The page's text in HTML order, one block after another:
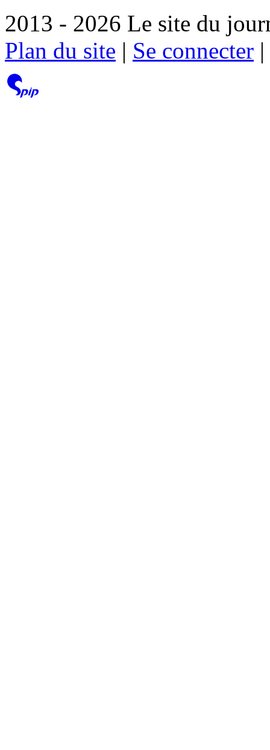
2013 - 2026 Le site du
Plan du site | Se connecter |